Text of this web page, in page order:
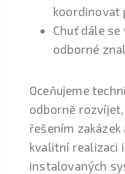
koordinovat
Chuť dále
odborné
Oceňujeme
odborně
řešením
kvalitní realizaci
instalovaných